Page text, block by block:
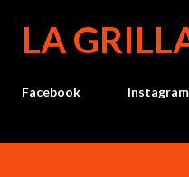
LA
Facebook Instagram